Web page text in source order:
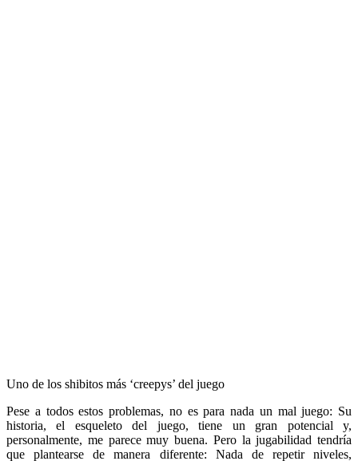
Uno de los shibitos más ‘creepys’ del juego
Pese a todos estos problemas, no es para nada un mal juego: Su
historia, el esqueleto del juego, tiene un gran potencial y,
personalmente, me parece muy buena. Pero la jugabilidad tendría
que plantearse de manera diferente: Nada de repetir niveles,